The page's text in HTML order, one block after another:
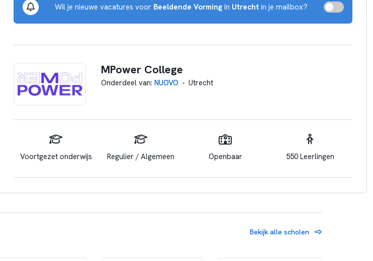
Bekijk alle scholen
Wil je nieuwe vacatures voor Beeldende Vormingin Utrechtin je mailbox?
MPower College
Onderdeel van: NUOVO - Utrecht
Voortgezet onderwijs Regulier / Algemeen Openbaar 550 Leerlingen
leerroute verkleint de kans op uitval en vergroot de kans op succes. Het is een fijne school waar